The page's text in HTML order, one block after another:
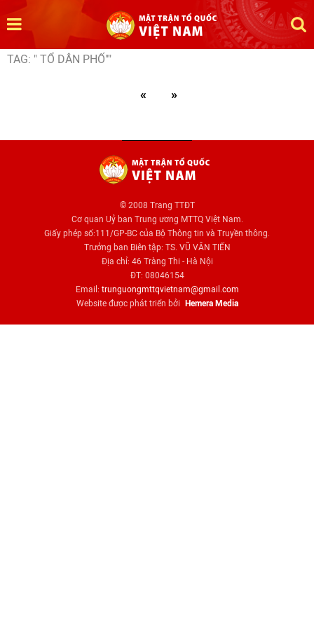
TAG: " TỔ DÂN PHỐ""
« »
© 2008 Trang TTĐT
Cơ quan Uỷ ban Trung ương MTTQ Việt Nam.
Giấy phép số:111/GP-BC của Bộ Thông tin và Truyền thông.
Trưởng ban Biên tập: TS. VŨ VĂN TIẾN
Địa chỉ: 46 Tràng Thi - Hà Nội
ĐT: 08046154
Email: trunguongmttqvietnam@gmail.com
Website được phát triển bởi
Hemera Media